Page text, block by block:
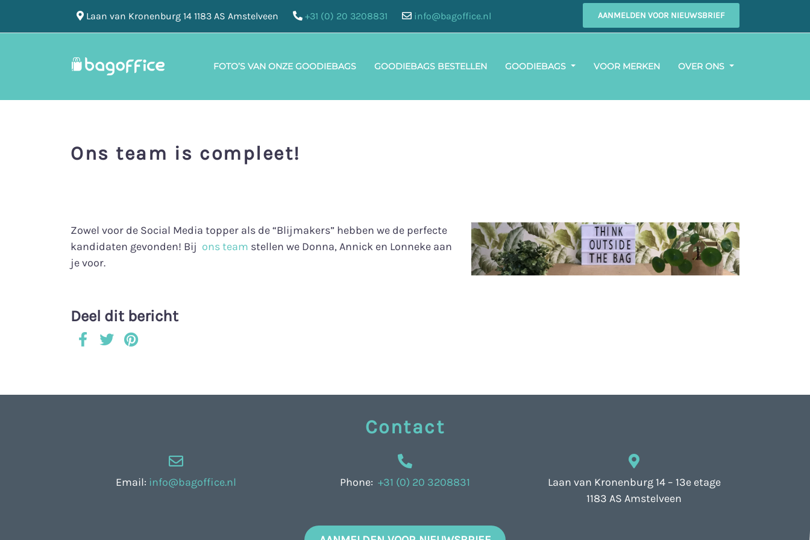
Laan van Kronenburg 14 1183 AS Amstelveen +31 (0) 20 3208831 info@bagoffice.nl AANMELDEN VOOR NIEUWSBRIEF
FOTO’S VAN ONZE GOODIEBAGS GOODIEBAGS BESTELLEN GOODIEBAGS VOOR MERKEN OVER ONS
Ons team is compleet!
Zowel voor de Social Media topper als de “Blijmakers” hebben we de perfecte
kandidaten gevonden! Bij ons team stellen we Donna, Annick en Lonneke aan
je voor.
Deel dit bericht
Contact
Email: info@bagoffice.nl Phone: +31 (0) 20 3208831
Laan van Kronenburg 14 – 13e etage
1183 AS Amstelveen